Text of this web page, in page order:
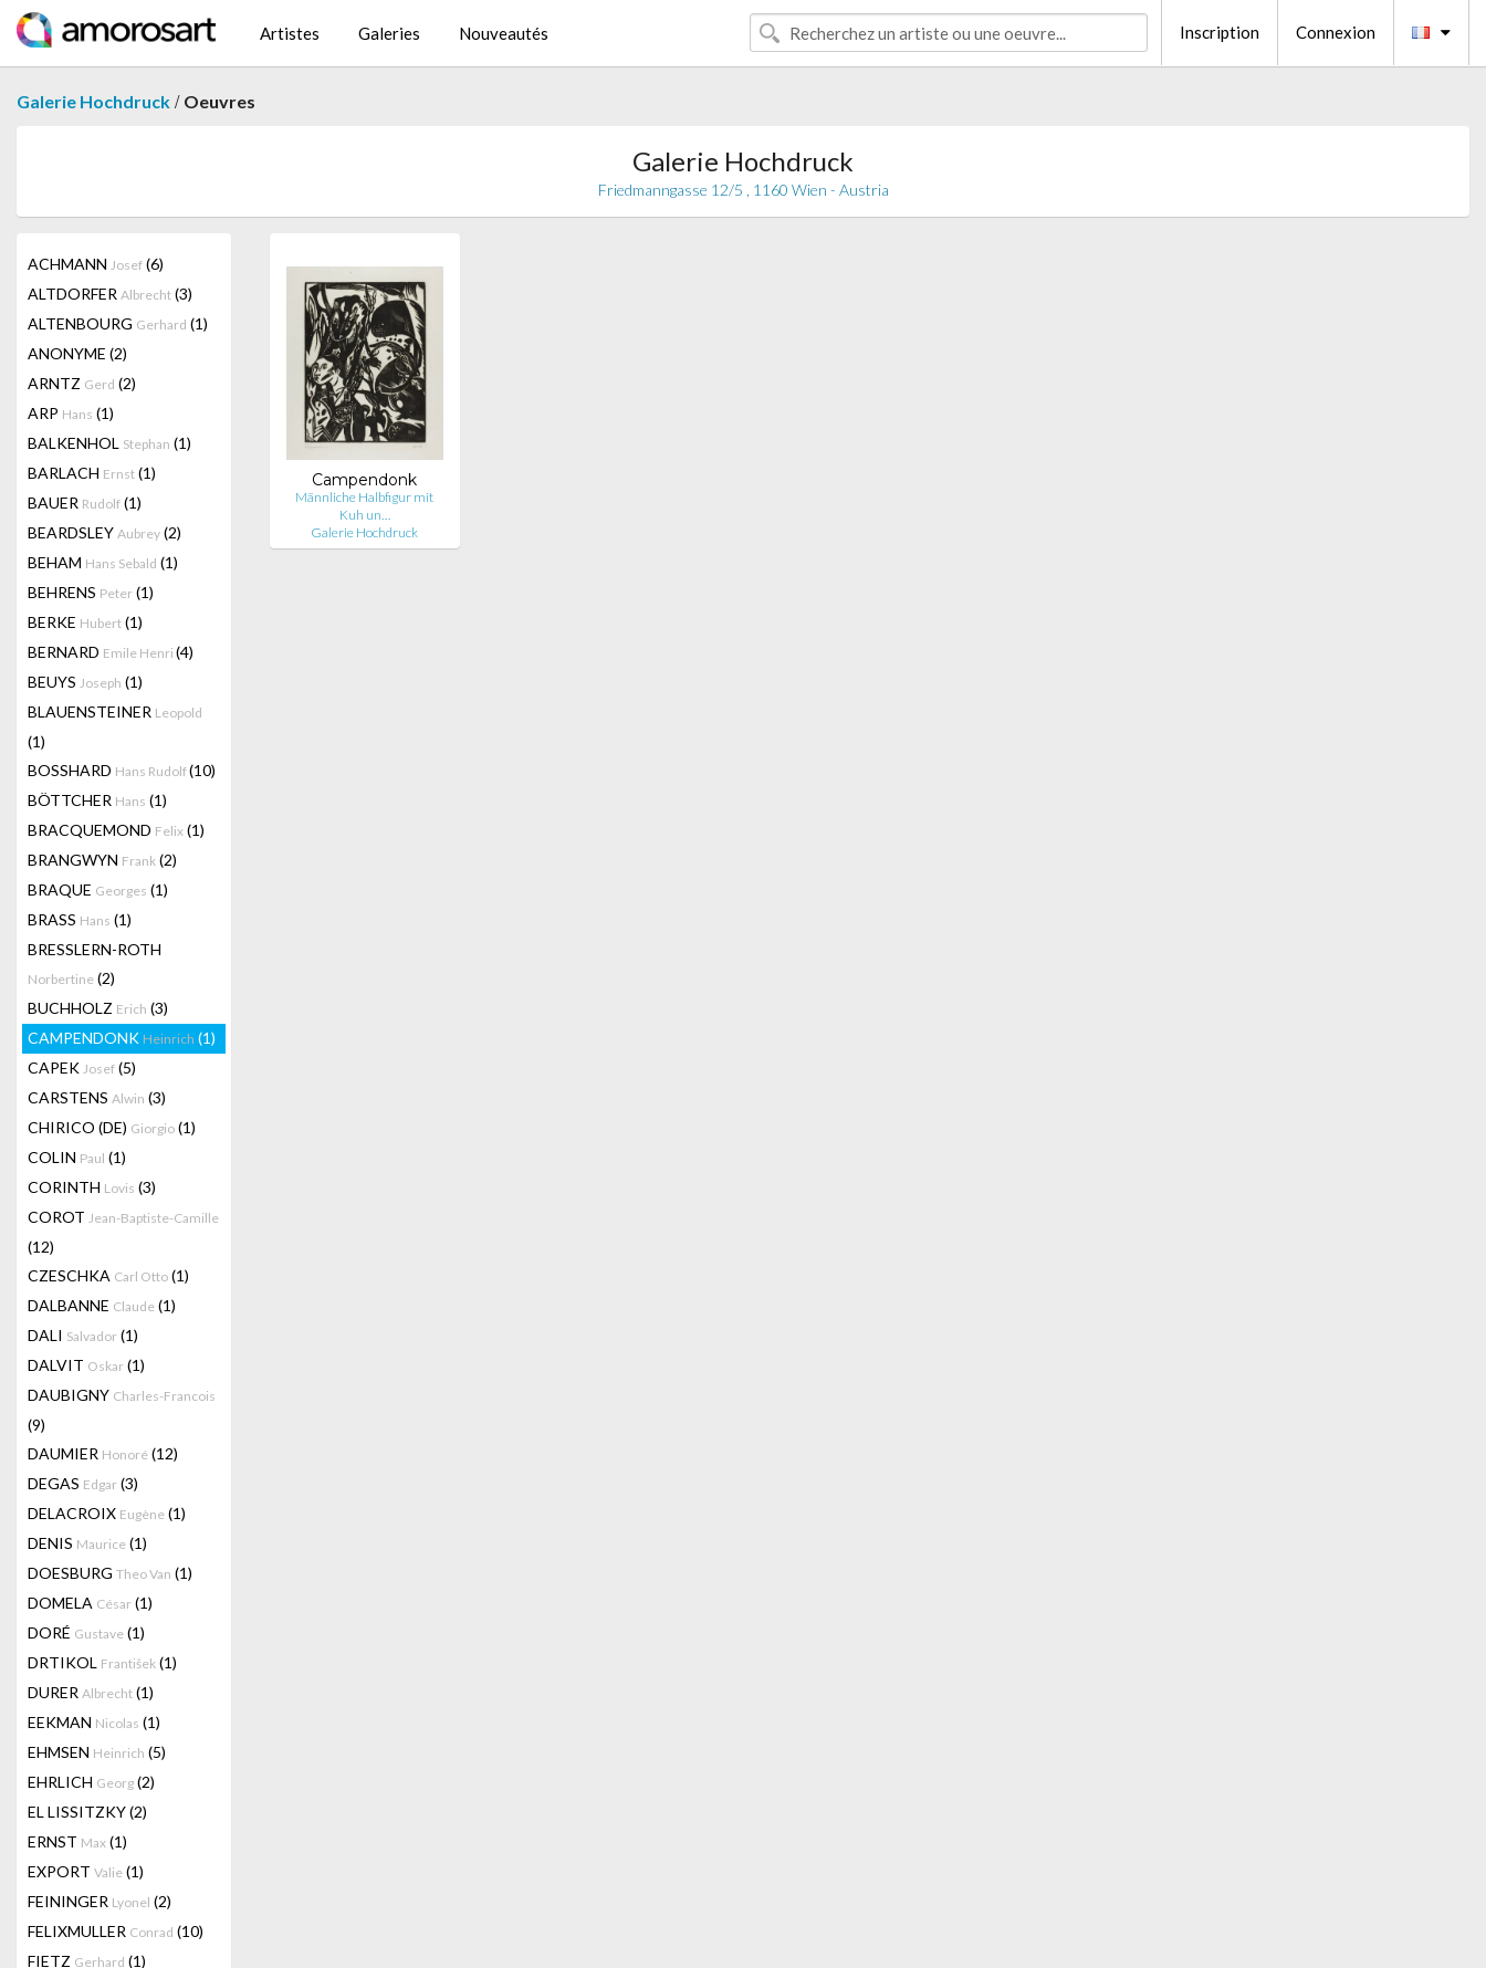
Artistes Galeries Nouveautés Inscription Connexion
Galerie Hochdruck / Oeuvres
Galerie Hochdruck
Friedmanngasse 12/5 , 1160 Wien - Austria
ACHMANN Josef (6)
ALTDORFER Albrecht (3)
ALTENBOURG Gerhard (1)
ANONYME (2)
ARNTZ Gerd (2)
ARP Hans (1)
BALKENHOL Stephan (1)
BARLACH Ernst (1)
BAUER Rudolf (1)
BEARDSLEY Aubrey (2)
BEHAM Hans Sebald (1)
BEHRENS Peter (1)
BERKE Hubert (1)
BERNARD Emile Henri (4)
BEUYS Joseph (1)
BLAUENSTEINER Leopold
(1)
BOSSHARD Hans Rudolf(10)
BÖTTCHER Hans (1)
BRACQUEMOND Felix (1)
BRANGWYN Frank (2)
BRAQUE Georges (1)
BRASS Hans (1)
BRESSLERN-ROTH
Norbertine (2)
BUCHHOLZ Erich (3)
CAMPENDONK Heinrich (1)
CAPEK Josef (5)
CARSTENS Alwin (3)
CHIRICO (DE) Giorgio (1)
COLIN Paul (1)
CORINTH Lovis (3)
COROT Jean-Baptiste-Camille
(12)
CZESCHKA Carl Otto (1)
DALBANNE Claude (1)
DALI Salvador (1)
DALVIT Oskar (1)
DAUBIGNY Charles-Francois
(9)
DAUMIER Honoré (12)
DEGAS Edgar (3)
DELACROIX Eugène (1)
DENIS Maurice (1)
DOESBURG Theo Van (1)
DOMELA César (1)
DORÉ Gustave (1)
DRTIKOL František (1)
DURER Albrecht (1)
EEKMAN Nicolas (1)
EHMSEN Heinrich (5)
EHRLICH Georg (2)
EL LISSITZKY(2)
ERNST Max (1)
EXPORT Valie (1)
FEININGER Lyonel (2)
FELIXMULLER Conrad (10)
FIETZ Gerhard (1)
Campendonk
Männliche Halbfigur mit
Kuh un…
Galerie Hochdruck